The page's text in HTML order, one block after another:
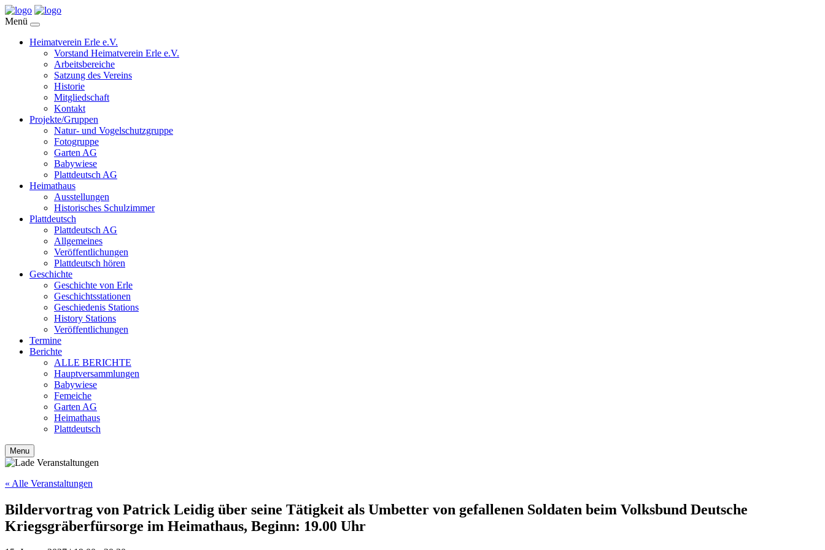
Menü
Heimatverein Erle e.V.
Vorstand Heimatverein Erle e.V.
Arbeitsbereiche
Satzung des Vereins
Historie
Mitgliedschaft
Kontakt
Projekte/Gruppen
Natur- und Vogelschutzgruppe
Fotogruppe
Garten AG
Babywiese
Plattdeutsch AG
Heimathaus
Ausstellungen
Historisches Schulzimmer
Plattdeutsch
Plattdeutsch AG
Allgemeines
Veröffentlichungen
Plattdeutsch hören
Geschichte
Geschichte von Erle
Geschichtsstationen
Geschiedenis Stations
History Stations
Veröffentlichungen
Termine
Berichte
ALLE BERICHTE
Hauptversammlungen
Babywiese
Femeiche
Garten AG
Heimathaus
Plattdeutsch
Menu
« Alle Veranstaltungen
Bildervortrag von Patrick Leidig über seine Tätigkeit als Umbetter von gefallenen Soldaten beim Volksbund Deutsche
Kriegsgräberfürsorge im Heimathaus, Beginn: 19.00 Uhr